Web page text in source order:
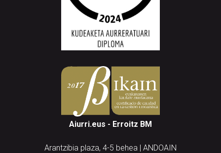
Aiurri.eus - Erroitz BM
Arantzibia plaza, 4-5 behea | ANDOAIN